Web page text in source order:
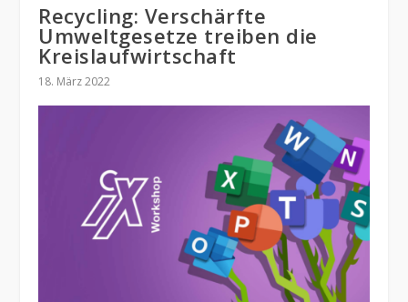
Recycling: Verschärfte
Umweltgesetze treiben die
Kreislaufwirtschaft
18. März 2022